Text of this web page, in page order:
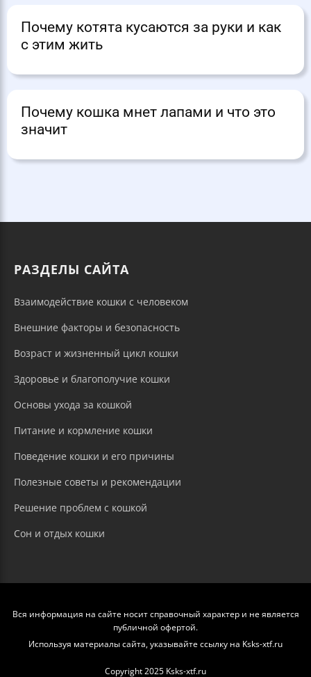
Почему котята кусаются за руки и как
с этим жить
Почему кошка мнет лапами и что это
значит
РАЗДЕЛЫ САЙТА
Взаимодействие кошки с человеком
Внешние факторы и безопасность
Возраст и жизненный цикл кошки
Здоровье и благополучие кошки
Основы ухода за кошкой
Питание и кормление кошки
Поведение кошки и его причины
Полезные советы и рекомендации
Решение проблем с кошкой
Сон и отдых кошки
Вся информация на сайте носит справочный характер и не является
публичной офертой.
Используя материалы сайта, указывайте ссылку на Ksks-xtf.ru
Copyright 2025 Ksks-xtf.ru